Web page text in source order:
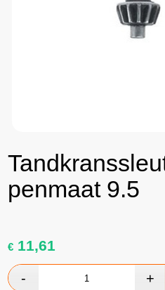
penmaat 9.5
€ 11,61